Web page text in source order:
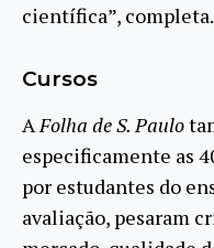
científica”, completa.
Cursos
A Folha de S. Paulo
especificamente as
por estudantes do
avaliação, pesaram